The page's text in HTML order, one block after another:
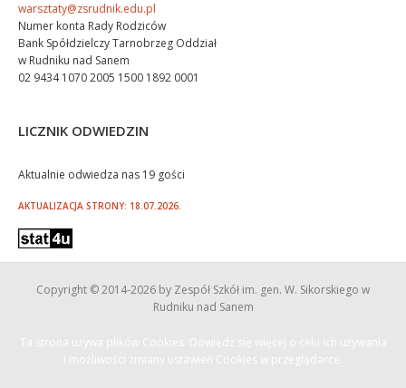
warsztaty@zsrudnik.edu.pl
Numer konta Rady Rodziców
Bank Spółdzielczy Tarnobrzeg Oddział
w Rudniku nad Sanem
02 9434 1070 2005 1500 1892 0001
LICZNIK ODWIEDZIN
Aktualnie odwiedza nas 19 gości
AKTUALIZACJA STRONY: 18.07.2026.
Copyright © 2014-2026 by Zespół Szkół im. gen. W. Sikorskiego w
Rudniku nad Sanem